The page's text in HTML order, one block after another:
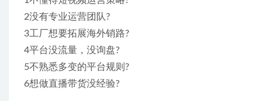
2没有专业运营团队?
3工厂想要拓展海外销路?
4平台没流量，没询盘?
5不熟悉多变的平台规则?
6想做直播带货没经验?